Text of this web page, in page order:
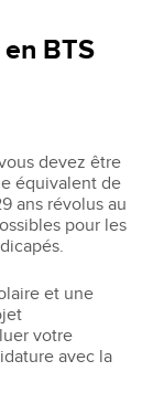
BTS
devez être
équivalent de
ans révolus au
pour les
et une
votre
avec la